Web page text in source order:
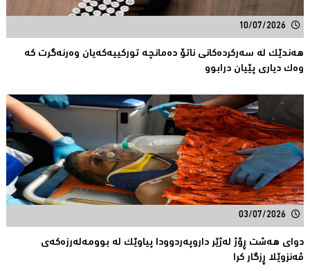
10/07/2026
هەندێک لە سەركردەكانی ناتۆ دەمانچە تورکییەکەیان وەرنەگرت کە
وەک دیارى پێیان درابوو
03/07/2026
دوای هەشت ڕۆژ لەژێر داروپەردوودا پیاوێك لە بوومەلەرزەكەی
ڤەنزوێلا ڕزگار كرا